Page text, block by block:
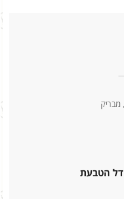
מבריק
הטבעת